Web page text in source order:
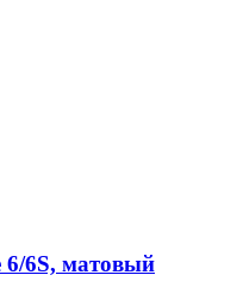
6/6S, матовый